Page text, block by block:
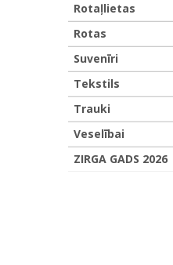
Rotaļlietas
Rotas
Suvenīri
Tekstils
Trauki
Veselībai
ZIRGA GADS 2026